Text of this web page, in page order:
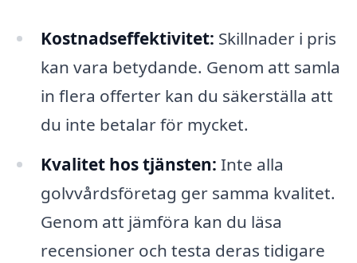
Kostnadseffektivitet: Skillnader i pris
kan vara betydande. Genom att samla
in flera offerter kan du säkerställa att
du inte betalar för mycket.
Kvalitet hos tjänsten: Inte alla
golvvårdsföretag ger samma kvalitet.
Genom att jämföra kan du läsa
recensioner och testa deras tidigare